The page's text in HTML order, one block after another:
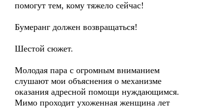
помогут тем, кому тяжело сейчас!
Бумеранг должен возвращаться!
Шестой сюжет.
Молодая пара с огромным вниманием
слушают мои объяснения о механизме
оказания адресной помощи нуждающимся.
Мимо проходит ухоженная женщина лет